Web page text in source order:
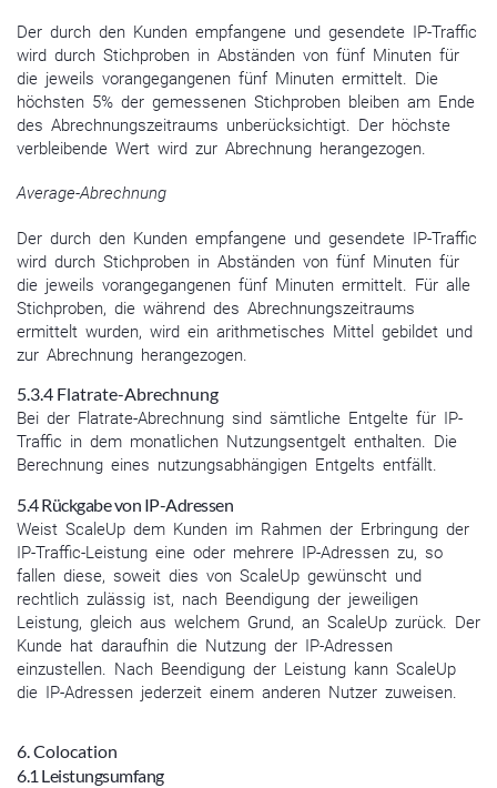
Der durch den Kunden empfangene und gesendete IP-Traffic
wird durch Stichproben in Abständen von fünf Minuten für
die jeweils vorangegangenen fünf Minuten ermittelt. Die
höchsten 5% der gemessenen Stichproben bleiben am Ende
des Abrechnungszeitraums unberücksichtigt. Der höchste
verbleibende Wert wird zur Abrechnung herangezogen.
Average-Abrechnung
Der durch den Kunden empfangene und gesendete IP-Traffic
wird durch Stichproben in Abständen von fünf Minuten für
die jeweils vorangegangenen fünf Minuten ermittelt. Für alle
Stichproben, die während des Abrechnungszeitraums
ermittelt wurden, wird ein arithmetisches Mittel gebildet und
zur Abrechnung herangezogen.
5.3.4 Flatrate-Abrechnung
Bei der Flatrate-Abrechnung sind sämtliche Entgelte für IP-
Traffic in dem monatlichen Nutzungsentgelt enthalten. Die
Berechnung eines nutzungsabhängigen Entgelts entfällt.
5.4 Rückgabe von IP-Adressen
Weist ScaleUp dem Kunden im Rahmen der Erbringung der
IP-Traffic-Leistung eine oder mehrere IP-Adressen zu, so
fallen diese, soweit dies von ScaleUp gewünscht und
rechtlich zulässig ist, nach Beendigung der jeweiligen
Leistung, gleich aus welchem Grund, an ScaleUp zurück. Der
Kunde hat daraufhin die Nutzung der IP-Adressen
einzustellen. Nach Beendigung der Leistung kann ScaleUp
die IP-Adressen jederzeit einem anderen Nutzer zuweisen.
6. Colocation
6.1 Leistungsumfang